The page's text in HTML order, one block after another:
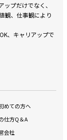
プだけでなく、
観、仕事観により
、キャリアップで
めての方へ
仕方Q＆A
会社